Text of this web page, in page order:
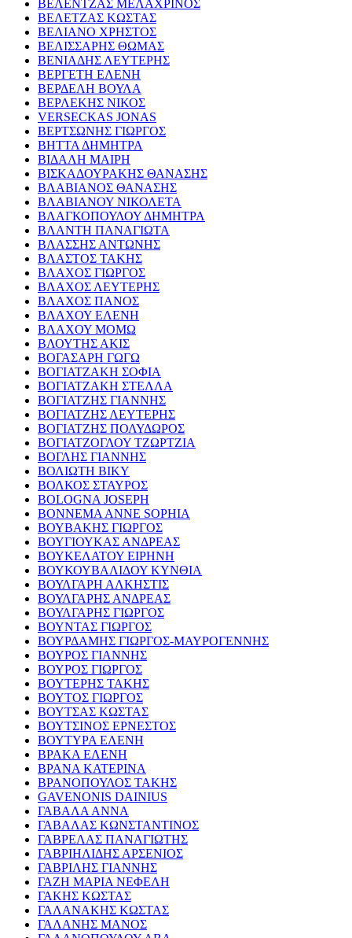
ΒΕΛΕΝΤΖΑΣ ΜΕΛΑΧΡΙΝΟΣ
ΒΕΛΕΤΖΑΣ ΚΩΣΤΑΣ
ΒΕΛΙΑΝΟ ΧΡΗΣΤΟΣ
ΒΕΛΙΣΣΑΡΗΣ ΘΩΜΑΣ
ΒΕΝΙΑΔΗΣ ΛΕΥΤΕΡΗΣ
ΒΕΡΓΕΤΗ ΕΛΕΝΗ
ΒΕΡΔΕΛΗ ΒΟΥΛΑ
ΒΕΡΛΕΚΗΣ ΝΙΚΟΣ
VERSECKAS JONAS
ΒΕΡΤΣΩΝΗΣ ΓΙΩΡΓΟΣ
ΒΗΤΤΑ ΔΗΜΗΤΡΑ
ΒΙΔΑΛΗ ΜΑΙΡΗ
ΒΙΣΚΑΔΟΥΡΑΚΗΣ ΘΑΝΑΣΗΣ
ΒΛΑΒΙΑΝΟΣ ΘΑΝΑΣΗΣ
ΒΛΑΒΙΑΝΟΥ ΝΙΚΟΛΕΤΑ
ΒΛΑΓΚΟΠΟΥΛΟΥ ΔΗΜΗΤΡΑ
ΒΛΑΝΤΗ ΠΑΝΑΓΙΩΤΑ
ΒΛΑΣΣΗΣ ΑΝΤΩΝΗΣ
ΒΛΑΣΤΟΣ ΤΑΚΗΣ
ΒΛΑΧΟΣ ΓΙΩΡΓΟΣ
ΒΛΑΧΟΣ ΛΕΥΤΕΡΗΣ
ΒΛΑΧΟΣ ΠΑΝΟΣ
ΒΛΑΧΟΥ ΕΛΕΝΗ
ΒΛΑΧΟΥ ΜΟΜΩ
ΒΛΟΥΤΗΣ ΑΚΙΣ
ΒΟΓΑΣΑΡΗ ΓΩΓΩ
ΒΟΓΙΑΤΖΑΚΗ ΣΟΦΙΑ
ΒΟΓΙΑΤΖΑΚΗ ΣΤΕΛΛΑ
ΒΟΓΙΑΤΖΗΣ ΓΙΑΝΝΗΣ
ΒΟΓΙΑΤΖΗΣ ΛΕΥΤΕΡΗΣ
ΒΟΓΙΑΤΖΗΣ ΠΟΛΥΔΩΡΟΣ
ΒΟΓΙΑΤΖΟΓΛΟΥ ΤΖΩΡΤΖΙΑ
ΒΟΓΛΗΣ ΓΙΑΝΝΗΣ
ΒΟΛΙΩΤΗ ΒΙΚΥ
ΒΟΛΚΟΣ ΣΤΑΥΡΟΣ
BOLOGNA JOSEPH
BONNEMA ANNE SOPHIA
ΒΟΥΒΑΚΗΣ ΓΙΩΡΓΟΣ
ΒΟΥΓΙΟΥΚΑΣ ΑΝΔΡΕΑΣ
ΒΟΥΚΕΛΑΤΟΥ ΕΙΡΗΝΗ
ΒΟΥΚΟΥΒΑΛΙΔΟΥ ΚΥΝΘΙΑ
ΒΟΥΛΓΑΡΗ ΑΛΚΗΣΤΙΣ
ΒΟΥΛΓΑΡΗΣ ΑΝΔΡΕΑΣ
ΒΟΥΛΓΑΡΗΣ ΓΙΩΡΓΟΣ
ΒΟΥΝΤΑΣ ΓΙΩΡΓΟΣ
ΒΟΥΡΔΑΜΗΣ ΓΙΩΡΓΟΣ-ΜΑΥΡΟΓΕΝΝΗΣ
ΒΟΥΡΟΣ ΓΙΑΝΝΗΣ
ΒΟΥΡΟΣ ΓΙΩΡΓΟΣ
ΒΟΥΤΕΡΗΣ ΤΑΚΗΣ
ΒΟΥΤΟΣ ΓΙΩΡΓΟΣ
ΒΟΥΤΣΑΣ ΚΩΣΤΑΣ
ΒΟΥΤΣΙΝΟΣ ΕΡΝΕΣΤΟΣ
ΒΟΥΤΥΡΑ ΕΛΕΝΗ
ΒΡΑΚΑ ΕΛΕΝΗ
ΒΡΑΝΑ ΚΑΤΕΡΙΝΑ
ΒΡΑΝΟΠΟΥΛΟΣ ΤΑΚΗΣ
GAVENONIS DAINIUS
ΓΑΒΑΛΑ ΑΝΝΑ
ΓΑΒΑΛΑΣ ΚΩΝΣΤΑΝΤΙΝΟΣ
ΓΑΒΡΕΛΑΣ ΠΑΝΑΓΙΩΤΗΣ
ΓΑΒΡΙΗΛΙΔΗΣ ΑΡΣΕΝΙΟΣ
ΓΑΒΡΙΛΗΣ ΓΙΑΝΝΗΣ
ΓΑΖΗ ΜΑΡΙΑ ΝΕΦΕΛΗ
ΓΑΚΗΣ ΚΩΣΤΑΣ
ΓΑΛΑΝΑΚΗΣ ΚΩΣΤΑΣ
ΓΑΛΑΝΗΣ ΜΑΝΟΣ